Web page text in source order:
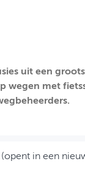
uit een
wegen met
in een